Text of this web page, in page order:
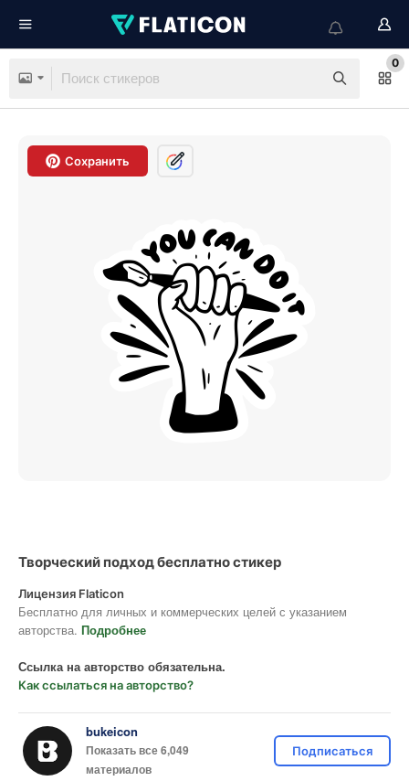
0
Сохранить
Творческий подход бесплатно стикер
Лицензия Flaticon
Бесплатно для личных и коммерческих целей с указанием
авторства. Подробнее
Ссылка на авторство обязательна.
Как ссылаться на авторство?
bukeicon
Показать все 6,049
материалов
Подписаться